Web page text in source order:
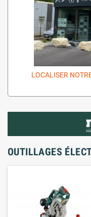
LOCALISER
OUTILLAGES